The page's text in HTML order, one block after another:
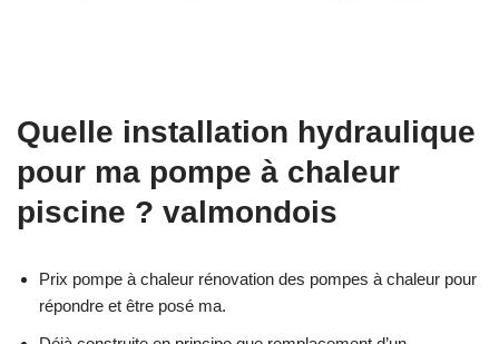
Quelle installation hydraulique
pour ma pompe à chaleur
piscine ? valmondois
Prix pompe à chaleur rénovation des pompes à chaleur pour
répondre et être posé ma.